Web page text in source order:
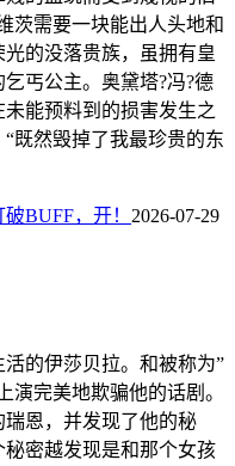
茨需要一块能出人头地和
的没落贵族，虽拥有皇
丐公主。奥黛塔?冯?德
能预料到的损害发生之
既然毁掉了我最珍贵的东
BUFF，开！ 2026-07-29
的伊莎贝拉。和被称为”
演完美地欺骗他的话剧。
恩，并发现了他的秘
密越发现是和那个女孩